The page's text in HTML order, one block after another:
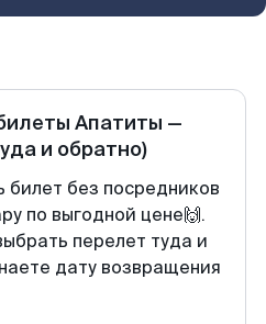
Апатиты —
и обратно)
без посредников
по выгодной цене🙌.
перелет туда и
дату возвращения